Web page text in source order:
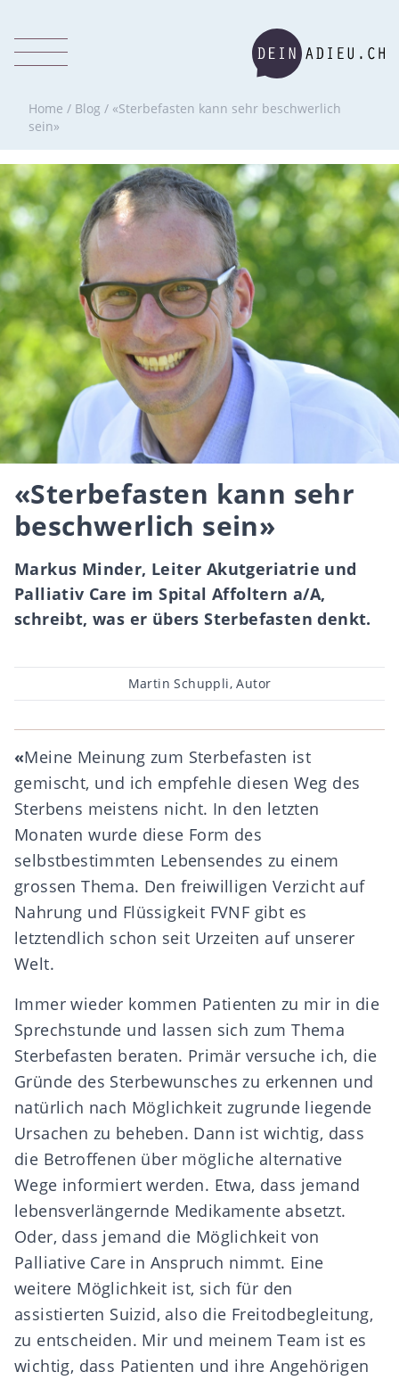
Home / Blog / «Sterbefasten kann sehr beschwerlich
sein»
«Sterbefasten kann sehr
beschwerlich sein»
Markus Minder, Leiter Akutgeriatrie und
Palliativ Care im Spital Affoltern a/A,
schreibt, was er übers Sterbefasten denkt.
Beitragsautor
Martin Schuppli, Autor
«Meine Meinung zum Sterbefasten ist
gemischt, und ich empfehle diesen Weg des
Sterbens meistens nicht. In den letzten
Monaten wurde diese Form des
selbstbestimmten Lebensendes zu einem
grossen Thema. Den freiwilligen Verzicht auf
Nahrung und Flüssigkeit FVNF gibt es
letztendlich schon seit Urzeiten auf unserer
Welt.
Immer wieder kommen Patienten zu mir in die
Sprechstunde und lassen sich zum Thema
Sterbefasten beraten. Primär versuche ich, die
Gründe des Sterbewunsches zu erkennen und
natürlich nach Möglichkeit zugrunde liegende
Ursachen zu beheben. Dann ist wichtig, dass
die Betroffenen über mögliche alternative
Wege informiert werden. Etwa, dass jemand
lebensverlängernde Medikamente absetzt.
Oder, dass jemand die Möglichkeit von
Palliative Care in Anspruch nimmt. Eine
weitere Möglichkeit ist, sich für den
assistierten Suizid, also die Freitodbegleitung,
zu entscheiden. Mir und meinem Team ist es
wichtig, dass Patienten und ihre Angehörigen